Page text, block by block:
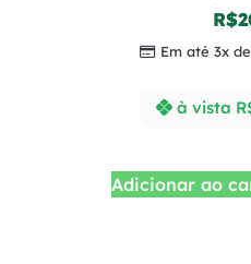
R$
Em até 3x de
à vista
Adicionar ao